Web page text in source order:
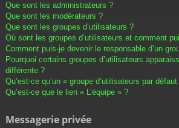
Que sont les administrateurs ?
Que sont les modérateurs ?
Que sont les groupes d’utilisateurs ?
Où sont les groupes d’utilisateurs et comment
Comment puis-je devenir le responsable d’un
Pourquoi certains groupes d’utilisateurs
différente ?
Qu’est-ce qu’un « groupe d’utilisateurs par
Qu’est-ce que le lien « L’équipe » ?
Messagerie privée